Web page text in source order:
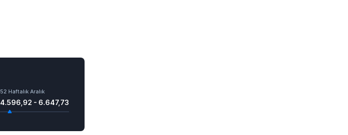
52 Haftalık Aralık
4.596,92 - 6.647,73